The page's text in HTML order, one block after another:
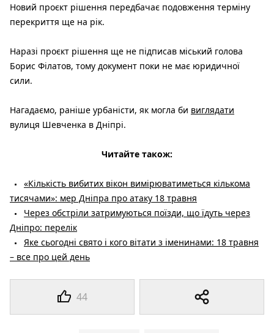
44
Новий проєкт рішення передбачає подовження терміну
перекриття ще на рік.
Наразі проєкт рішення ще не підписав міський голова
Борис Філатов, тому документ поки не має юридичної
сили.
Нагадаємо, раніше урбаністи, як могла би виглядати
вулиця Шевченка в Дніпрі.
Читайте також:
«Кількість вибитих вікон вимірюватиметься кількома
тисячами»: мер Дніпра про атаку 18 травня
Через обстріли затримуються поїзди, що їдуть через
Дніпро: перелік
Яке сьогодні свято і кого вітати з іменинами: 18 травня
– все про цей день